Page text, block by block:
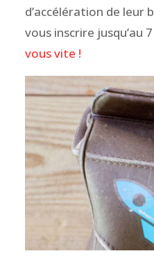
d’accélération de leur
vous inscrire jusqu’au
vous vite !